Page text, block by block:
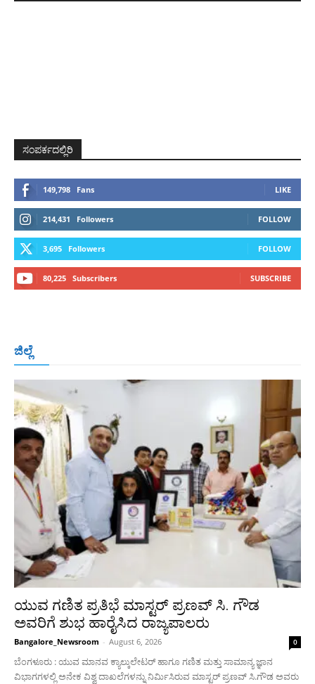
ಸಂಪರ್ಕದಲ್ಲಿರಿ
149,798 Fans LIKE
214,431 Followers FOLLOW
3,695 Followers FOLLOW
80,225 Subscribers SUBSCRIBE
ಜಿಲ್ಲೆ
ಯುವ ಗಣಿತ ಪ್ರತಿಭೆ ಮಾಸ್ಟರ್ ಪ್ರಣವ್ ಸಿ. ಗೌಡ
ಅವರಿಗೆ ಶುಭ ಹಾರೈಸಿದ ರಾಜ್ಯಪಾಲರು
Bangalore_Newsroom - August 6, 2026 0
ಬೆಂಗಳೂರು : ಯುವ ಮಾನವ ಕ್ಯಾಲ್ಕುಲೇಟರ್ ಹಾಗೂ ಗಣಿತ ಮತ್ತು ಸಾಮಾನ್ಯ ಜ್ಞಾನ
ವಿಭಾಗಗಳಲ್ಲಿ ಅನೇಕ ವಿಶ್ವ ದಾಖಲೆಗಳನ್ನು ನಿರ್ಮಿಸಿರುವ ಮಾಸ್ಟರ್ ಪ್ರಣವ್ ಸಿ.ಗೌಡ ಅವರು